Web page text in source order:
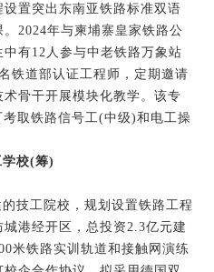
置突出东南亚铁路标准双语
2024年与柬埔寨皇家铁路公
有12人参与中老铁路万象站
铁道部认证工程师，定期邀请
骨干开展模块化教学。该专
取铁路信号工(中级)和电工操
校(筹)
技工院校，规划设置铁路工程
港经开区，总投资2.3亿元建
米铁路实训轨道和接触网演练